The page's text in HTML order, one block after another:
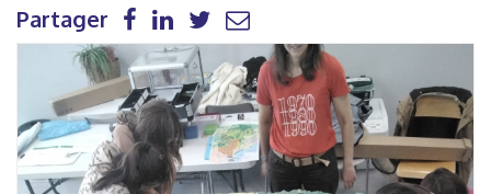
Partager